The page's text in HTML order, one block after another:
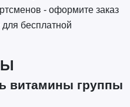
- оформите заказ
бесплатной
витамины группы